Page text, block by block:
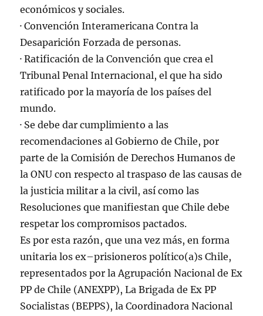
económicos y sociales.
· Convención Interamericana Contra la
Desaparición Forzada de personas.
· Ratificación de la Convención que crea el
Tribunal Penal Internacional, el que ha sido
ratificado por la mayoría de los países del
mundo.
· Se debe dar cumplimiento a las
recomendaciones al Gobierno de Chile, por
parte de la Comisión de Derechos Humanos de
la ONU con respecto al traspaso de las causas de
la justicia militar a la civil, así como las
Resoluciones que manifiestan que Chile debe
respetar los compromisos pactados.
Es por esta razón, que una vez más, en forma
unitaria los ex–prisioneros político(a)s Chile,
representados por la Agrupación Nacional de Ex
PP de Chile (ANEXPP), La Brigada de Ex PP
Socialistas (BEPPS), la Coordinadora Nacional